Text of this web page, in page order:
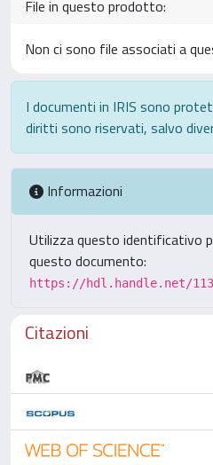
File in questo prodotto:
Non ci sono file associati a
I documenti in IRIS sono
diritti sono riservati, salvo
Informazioni
Utilizza questo identificativo
questo documento:
https://hdl.handle.net/
Citazioni